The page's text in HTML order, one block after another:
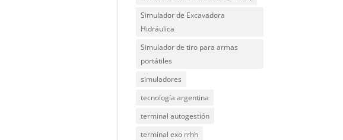
Simulador de Excavadora
Hidráulica
Simulador de tiro para armas
portátiles
simuladores
tecnología argentina
terminal autogestión
terminal exo rrhh